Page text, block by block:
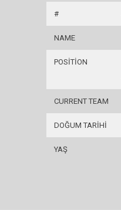
#
NAME
POSITION
CURRENT TEAM
DOĞUM TARIHI
YAŞ